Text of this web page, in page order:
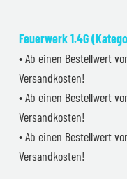
Feuerwerk 1.4G
• Ab einen Bestellwert
Versandkosten!
• Ab einen Bestellwert
Versandkosten!
• Ab einen Bestellwert
Versandkosten!